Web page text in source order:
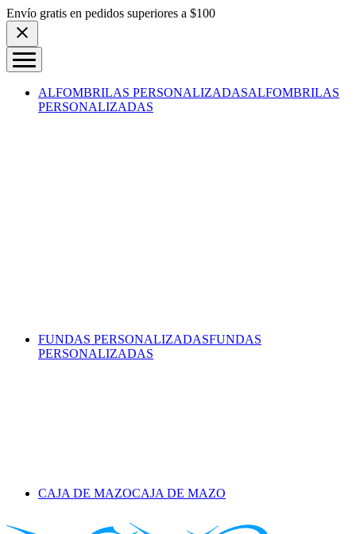
Skip to content
Envío gratis en pedidos superiores a $100
ALFOMBRILAS PERSONALIZADASALFOMBRILAS
PERSONALIZADAS
FUNDAS PERSONALIZADASFUNDAS
PERSONALIZADAS
CAJA DE MAZOCAJA DE MAZO